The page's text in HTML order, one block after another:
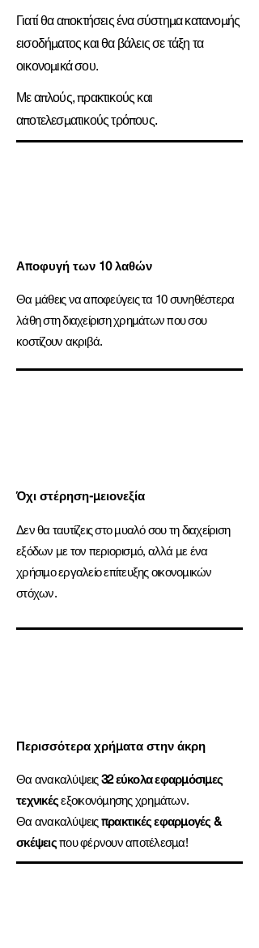
Γιατί θααποκτήσεις ένα σύστημα κατανομής
εισοδήματος και θα βάλεις σε τάξη τα
οικονομικά σου.
Με απλούς, πρακτικούς και
αποτελεσματικούς τρόπους.
Αποφυγή των 10 λαθών
Θα μάθεις να αποφεύγεις τα 10 συνηθέστερα
λάθη στη διαχείριση χρημάτων που σου
κοστίζουν ακριβά.
Όχι στέρηση-μειονεξία
Δεν θα ταυτίζεις στο μυαλό σου τη διαχείριση
εξόδων με τον περιορισμό, αλλά με ένα
χρήσιμο εργαλείο επίτευξης οικονομικών
στόχων.
Περισσότερα χρήματα στην άκρη
Θα ανακαλύψεις32 εύκολα εφαρμόσιμες
τεχνικέςεξοικονόμησης χρημάτων.
Θα ανακαλύψειςπρακτικές εφαρμογές &
σκέψειςπου φέρνουν αποτέλεσμα!